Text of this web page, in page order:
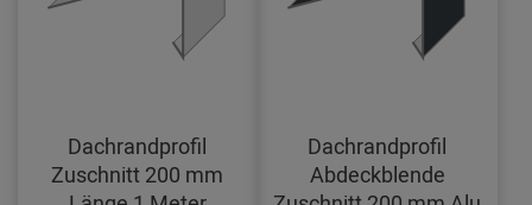
Dachrandprofil
Zuschnitt 200 mm
Dachrandprofil
Abdeckblende